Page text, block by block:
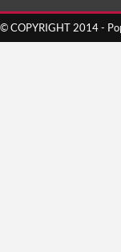
© COPYRIGHT 2014 -